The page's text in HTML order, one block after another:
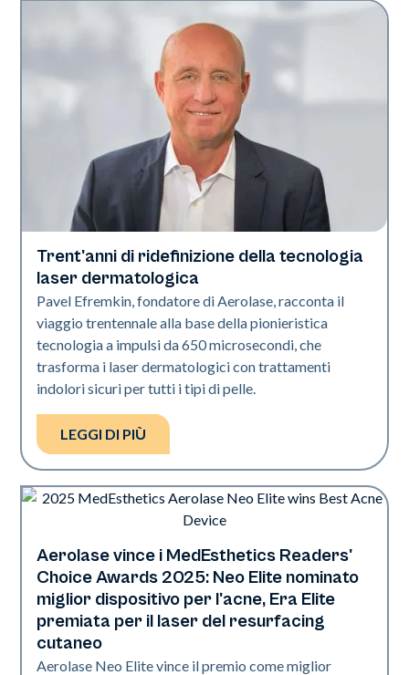
Industria
Trent'anni di ridefinizione della tecnologia
laser dermatologica
Pavel Efremkin, fondatore di Aerolase, racconta il
viaggio trentennale alla base della pionieristica
tecnologia a impulsi da 650 microsecondi, che
trasforma i laser dermatologici con trattamenti
indolori sicuri per tutti i tipi di pelle.
LEGGI DI PIÙ
Industria
Aerolase vince i MedEsthetics Readers'
Choice Awards 2025: Neo Elite nominato
miglior dispositivo per l'acne, Era Elite
premiata per il laser del resurfacing
cutaneo
Aerolase Neo Elite vince il premio come miglior